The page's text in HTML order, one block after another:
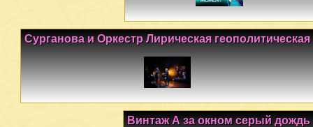
Сурганова и Оркестр Лирическая геополитическая
Винтаж А за окном серый дождь